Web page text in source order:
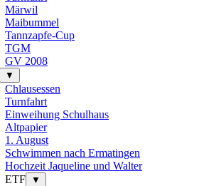
Märwil
Maibummel
Tannzapfe-Cup
TGM
GV 2008
▼
Chlausessen
Turnfahrt
Einweihung Schulhaus
Altpapier
1. August
Schwimmen nach Ermatingen
Hochzeit Jaqueline und Walter
ETF
▼